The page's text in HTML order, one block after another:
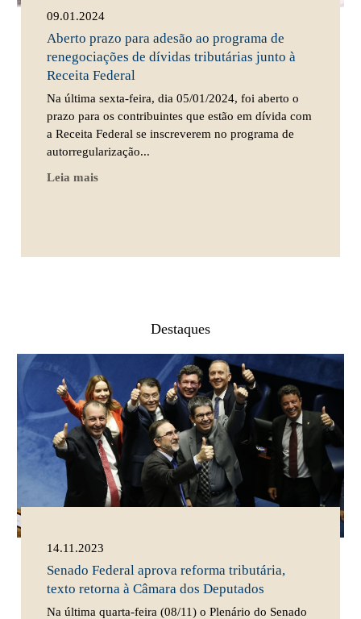
09.01.2024
Aberto prazo para adesão ao programa de
renegociações de dívidas tributárias junto à
Receita Federal
Na última sexta-feira, dia 05/01/2024, foi aberto o
prazo para os contribuintes que estão em dívida com
a Receita Federal se inscreverem no programa de
autorregularização...
Leia mais
Destaques
14.11.2023
Senado Federal aprova reforma tributária,
texto retorna à Câmara dos Deputados
Na última quarta-feira (08/11) o Plenário do Senado